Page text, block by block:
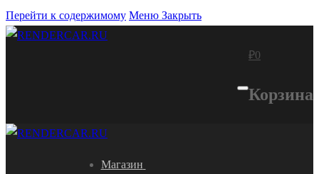
Перейти к содержимому Меню Закрыть
₽0
Корзина
Магазин